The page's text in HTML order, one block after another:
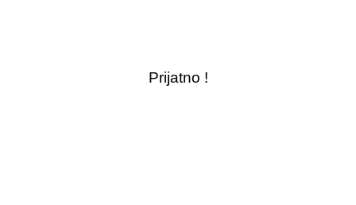
Prijatno !